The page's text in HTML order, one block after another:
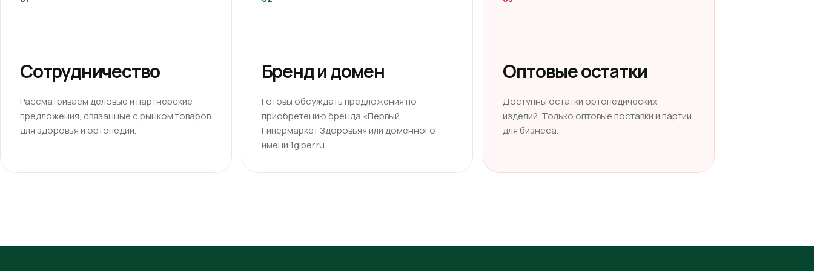
Сотрудничество
Рассматриваем деловые и партнерские
предложения, связанные с рынком товаров
для здоровья и ортопедии.
Бренд и домен
Готовы обсуждать предложения по
приобретению бренда «Первый
Гипермаркет Здоровья» или доменного
имени 1giper.ru.
Оптовые остатки
Доступны остатки ортопедических
изделий. Только оптовые поставки и партии
для бизнеса.